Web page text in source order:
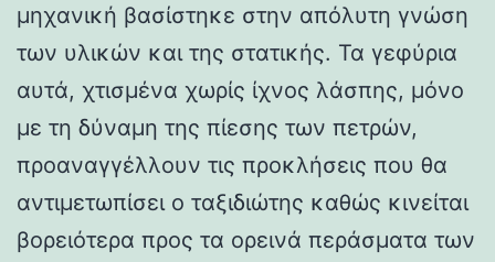
μηχανική βασίστηκε στην απόλυτη γνώση
των υλικών και της στατικής. Τα γεφύρια
αυτά, χτισμένα χωρίς ίχνος λάσπης, μόνο
με τη δύναμη της πίεσης των πετρών,
προαναγγέλλουν τις προκλήσεις που θα
αντιμετωπίσει ο ταξιδιώτης καθώς κινείται
βορειότερα προς τα ορεινά περάσματα των